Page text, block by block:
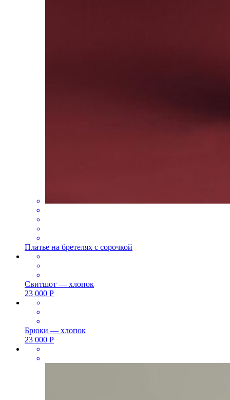
Платье на бретелях с сорочкой
Свитшот — хлопок
23 000 Р
Брюки — хлопок
23 000 Р